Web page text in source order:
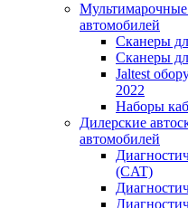
автомобилей
Сканеры
Сканеры
Jaltest
2022
Наборы
Дилерские
автомобилей
(CAT)